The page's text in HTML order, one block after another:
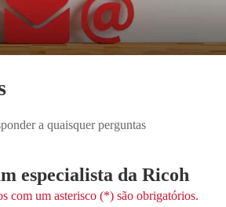
a quaisquer perguntas
especialista da Ricoh
com um asterisco (*) são obrigatórios.